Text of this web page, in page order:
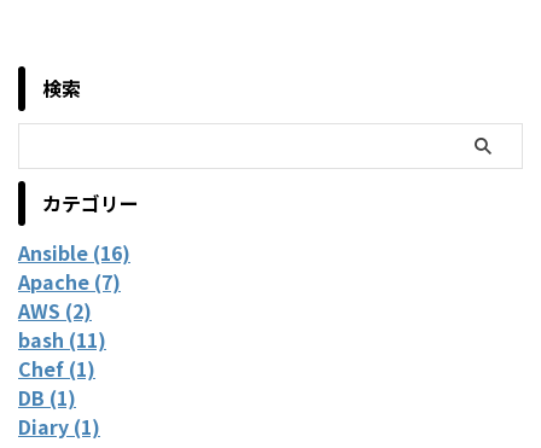
検索
カテゴリー
Ansible (16)
Apache (7)
AWS (2)
bash (11)
Chef (1)
DB (1)
Diary (1)